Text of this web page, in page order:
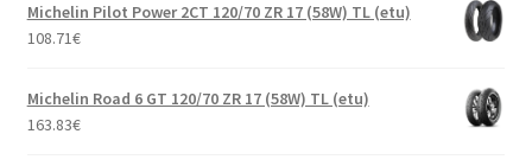
Michelin Pilot Power 2CT 120/70 ZR 17 (58W) TL (etu)
108.71€
Michelin Road 6 GT 120/70 ZR 17 (58W) TL (etu)
163.83€